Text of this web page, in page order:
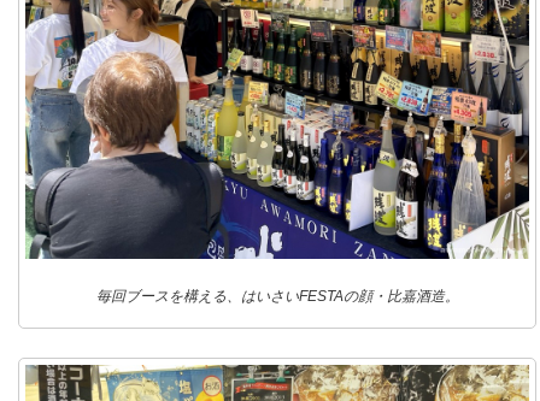
毎回ブースを構える、はいさいFESTAの顔・比嘉酒造。